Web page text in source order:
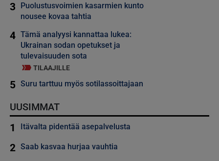
3
Puolustusvoimien kasarmien kunto
nousee kovaa tahtia
4 Tämä analyysi kannattaa lukea:
Ukrainan sodan opetukset ja
tulevaisuuden sota
TILAAJILLE
5 Suru tarttuu myös sotilassoittajaan
UUSIMMAT
1 Itävalta pidentää asepalvelusta
2 Saab kasvaa hurjaa vauhtia